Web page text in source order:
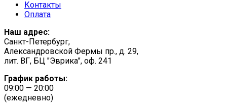
Контакты
Оплата
Наш адрес:
Санкт-Петербург,
Александровской Фермы пр., д. 29,
лит. ВГ, БЦ "Эврика", оф. 241
График работы:
09:00 — 20:00
(ежедневно)